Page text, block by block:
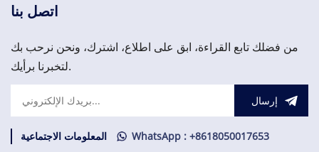
العاجلة من قطع الغيار المهمة،
اتصل بنا
من فضلك تابع القراءة، ابق على اطلاع، اشترك، ونحن نرحب بك
لتخبرنا برأيك.
إرسال
المعلومات الاجتماعية WhatsApp : +8618050017653